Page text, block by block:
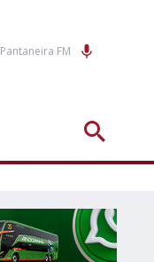
Pantaneira FM